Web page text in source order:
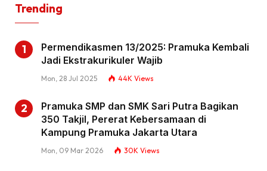
Trending
Permendikasmen 13/2025: Pramuka Kembali
Jadi Ekstrakurikuler Wajib
Mon, 28 Jul 2025 44K Views
Pramuka SMP dan SMK Sari Putra Bagikan
350 Takjil, Pererat Kebersamaan di
Kampung Pramuka Jakarta Utara
Mon, 09 Mar 2026 30K Views